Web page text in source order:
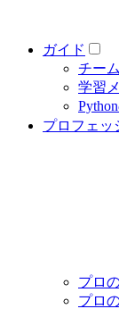
ガイド
チー
学習
プロフェッ
プロ
プロ